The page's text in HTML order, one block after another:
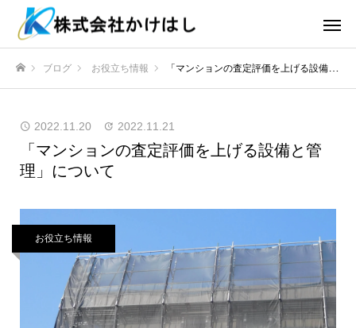
ブログ お役立ち情報 「マンションの査定評価を上げる設備と管理」について
2022.11.20 2022.11.21
「マンションの査定評価を上げる設備と管
理」について
お役立ち情報